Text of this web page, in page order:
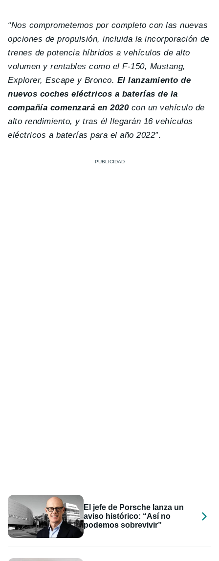
“Nos comprometemos por completo con las nuevas
opciones de propulsión, incluida la incorporación de
trenes de potencia híbridos a vehículos de alto
volumen y rentables como el F-150, Mustang,
Explorer, Escape y Bronco. El lanzamiento de
nuevos coches eléctricos a baterías de la
compañía comenzará en 2020con un vehículo de
alto rendimiento, y tras él llegarán 16 vehículos
eléctricos a baterías para el año 2022″.
El jefe de Porsche lanza un
aviso histórico: “Así no
podemos sobrevivir”